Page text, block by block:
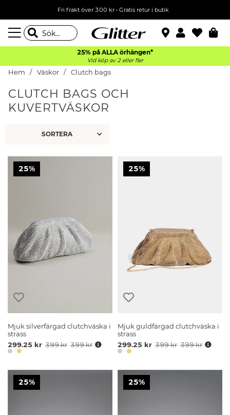
Fri frakt över 300 kr• Gratis retur i butik
25% på ALLA örhängen*
Vid köp av 2 eller fler
Hem Väskor Clutch bags
CLUTCH BAGS OCH
KUVERTVÄSKOR
25%
Mjuk silverfärgad clutchväska i
strass
299.25 kr 399 kr 399 kr
25%
Mjuk guldfärgad clutchväska i
strass
299.25 kr 399 kr 399 kr
25% 25%